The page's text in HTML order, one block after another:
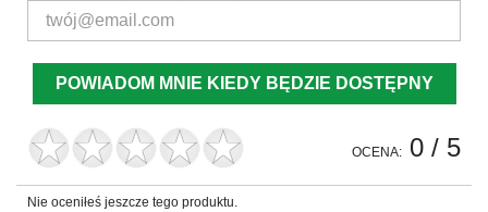
POWIADOM MNIE KIEDY BĘDZIE DOSTĘPNY
OCENA: 0 / 5
Nie oceniłeś jeszcze tego produktu.